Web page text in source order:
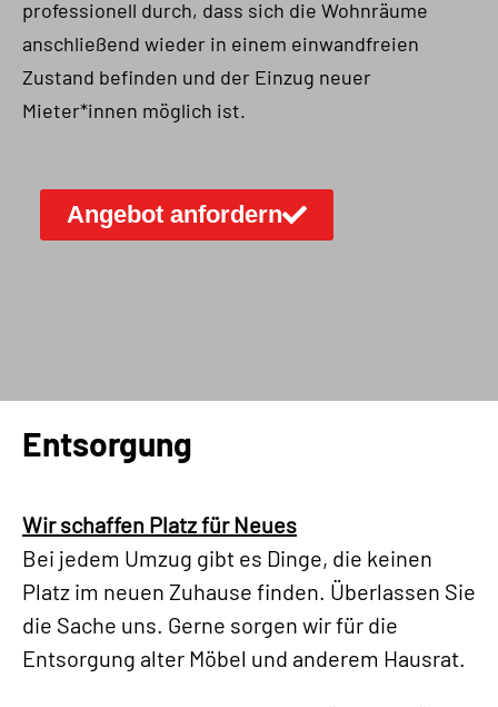
professionell durch, dass sich die Wohnräume
anschließend wieder in einem einwandfreien
Zustand befinden und der Einzug neuer
Mieter*innen möglich ist.
Angebot anfordern
Entsorgung
Wir schaffen Platz für Neues
Bei jedem Umzug gibt es Dinge, die keinen
Platz im neuen Zuhause finden. Überlassen Sie
die Sache uns. Gerne sorgen wir für die
Entsorgung alter Möbel und anderem Hausrat.